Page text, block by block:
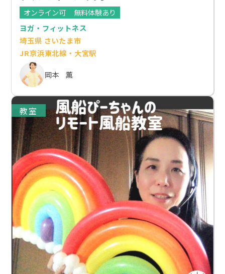
オンライン可
無料体験あり
ヨガ・フィットネス
埼玉県 さいたま市
JR京浜東北線・大宮駅
岡本 薫
教室